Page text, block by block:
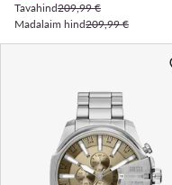
Tavahind209,99 €
Madalaim hind209,99 €